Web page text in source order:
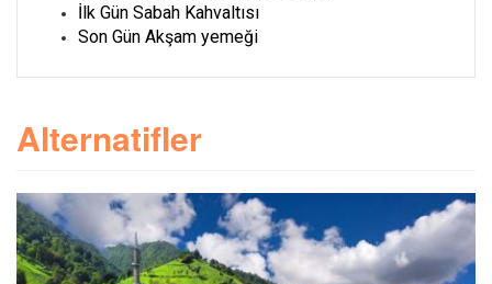
İlk Gün Sabah Kahvaltısı
Son Gün Akşam yemeği
Alternatifler